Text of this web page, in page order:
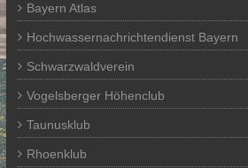
Bayern Atlas
Hochwassernachrichtendienst Bayern
Schwarzwaldverein
Vogelsberger Höhenclub
Taunusklub
Rhoenklub